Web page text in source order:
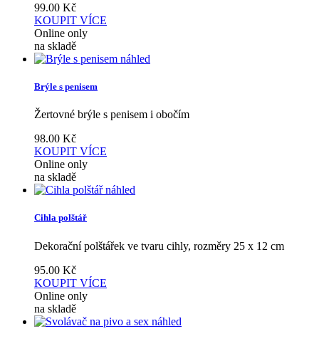
99.00 Kč
KOUPIT VÍCE
Online only
na skladě
náhled
Brýle s penisem
Žertovné brýle s penisem i obočím
98.00 Kč
KOUPIT VÍCE
Online only
na skladě
náhled
Cihla polštář
Dekorační polštářek ve tvaru cihly, rozměry 25 x 12 cm
95.00 Kč
KOUPIT VÍCE
Online only
na skladě
náhled